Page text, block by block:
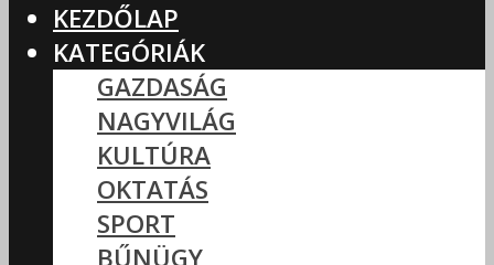
KEZDŐLAP
KATEGÓRIÁK
GAZDASÁG
NAGYVILÁG
KULTÚRA
OKTATÁS
SPORT
BŰNÜGY